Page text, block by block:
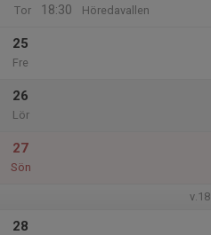
Tor
18:30
Höredavallen
25
Fre
26
Lör
27
Sön
v.18
28